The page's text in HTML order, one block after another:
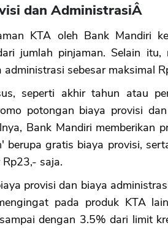
dan AdministrasiÂ
KTA oleh Bank Mandiri
jumlah pinjaman. Selain
administrasi sebesar maksimal
seperti akhir tahun atau
potongan biaya provisi
Bank Mandiri memberikan
berupa gratis biaya provisi,
saja.
provisi dan biaya
pada produk KTA
dengan 3.5% dari limit